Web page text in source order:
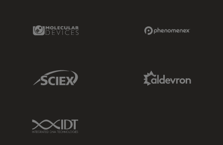
Molecular Devices Link
Sciex Link
IDT Link